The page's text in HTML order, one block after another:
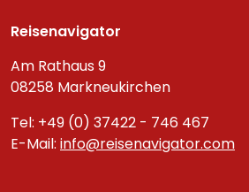
Reisenavigator
Am Rathaus 9
08258 Markneukirchen
Tel: +49 (0) 37422 - 746 467
E-Mail: info@reisenavigator.com